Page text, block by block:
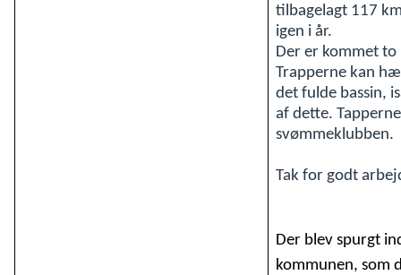
tilbagelagt 117
igen i år.
Der er kommet
Trapperne kan
det fulde bassin,
af dette.
svømmeklubben.
Tak for godt
Der blev spurgt
kommunen, som